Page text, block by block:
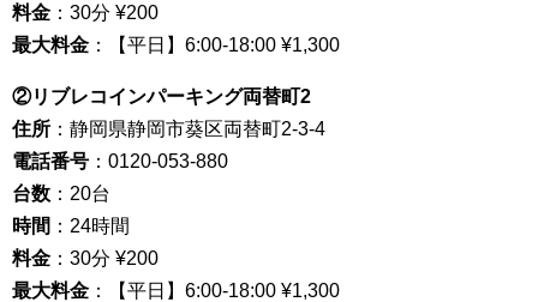
料金 ：30分 ¥200
最大料金 ：【平日】6:00-18:00 ¥1,300
②リブレコインパーキング両替町2
住所 ：静岡県静岡市葵区両替町2-3-4
電話番号 ：0120-053-880
台数 ：20台
時間 ：24時間
料金 ：30分 ¥200
最大料金 ：【平日】6:00-18:00 ¥1,300